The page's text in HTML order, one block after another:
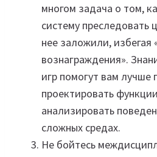
многом задача о том,
систему преследовать
нее заложили, избегая
вознаграждения».
игр помогут вам лучше
проектировать
анализировать
сложных средах.
Не бойтесь